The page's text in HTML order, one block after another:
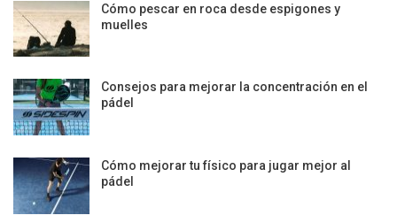
Cómo pescar en roca desde espigones y
muelles
Consejos para mejorar la concentración en el
pádel
Cómo mejorar tu físico para jugar mejor al
pádel